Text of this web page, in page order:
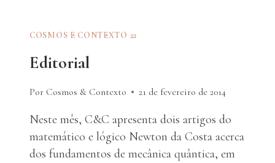
COSMOS E CONTEXTO 22
Editorial
Por Cosmos & Contexto 21 de fevereiro de 2014
Neste mês, C&C apresenta dois artigos do
matemático e lógico Newton da Costa acerca
dos fundamentos de mecânica quântica, em